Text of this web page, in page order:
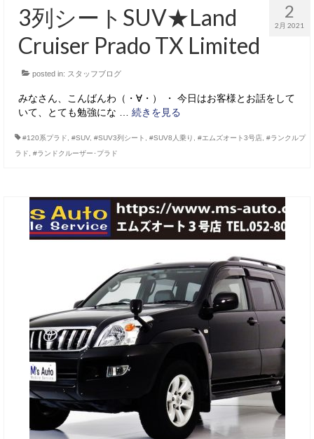
2
2月 2021
3列シートSUV★Land
Cruiser Prado TX Limited
posted in: スタッフブログ
みなさん、こんばんわ（・∀・） ・ 今日はお客様とお話をして
いて、とても勉強にな … 続きを見る
#120系プラド #SUV, #SUV3列シート #SUV8人乗り #エムズオート3号店 #ランクルプ
ラド
#ランドクルーザー･プラド